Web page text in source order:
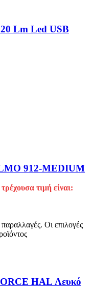
Lm Led USB
912-MEDIUM
τιμή είναι:
Οι επιλογές
HAL Λευκό